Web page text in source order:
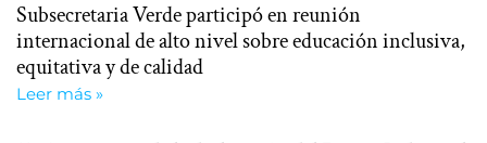
Subsecretaria Verde participó en reunión
internacional de alto nivel sobre educación inclusiva,
equitativa y de calidad
Leer más »